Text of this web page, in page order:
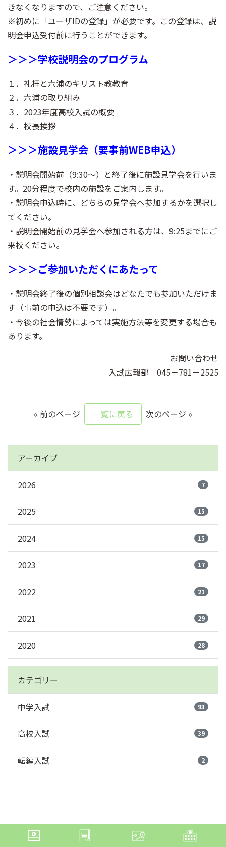
きなくなりますので、ご注意ください。
※初めに「ユーザIDの登録」が必要です。この登録は、説
明会申込受付前に行うことができます。
＞＞＞学校説明会のプログラム
１．礼拝と六浦のキリスト教教育
２．六浦の取り組み
３．2023年度高校入試の概要
４．校長挨拶
＞＞＞施設見学会（要事前WEB申込）
・説明会開始前（9:30～）と終了後に施設見学会を行いま
す。20分程度で校内の施設をご案内します。
・説明会申込時に、どちらの見学会へ参加するかを選択し
てください。
・説明会開始前の見学会へ参加される方は、9:25までにご
来校ください。
＞＞＞ご参加いただくにあたって
・説明会終了後の個別相談会はどなたでも参加いただけま
す（事前の申込は不要です）。
・今後の社会情勢によっては実施方法等を変更する場合も
あります。
お問い合わせ
入試広報部 045－781－2525
« 前のページ 一覧に戻る 次のページ »
アーカイブ
2026 7
2025 15
2024 15
2023 17
2022 21
2021 29
2020 28
カテゴリー
中学入試 93
高校入試 39
転編入試 2